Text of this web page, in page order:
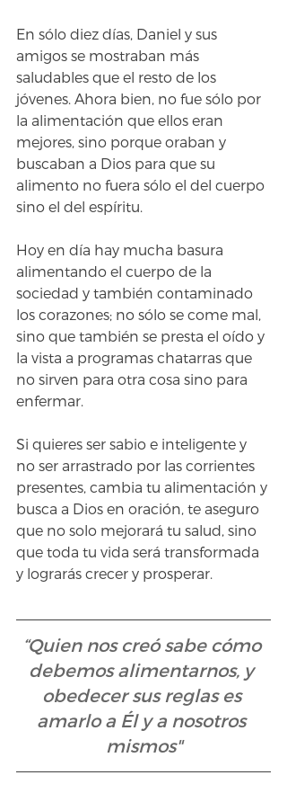
En sólo diez días, Daniel y sus
amigos se mostraban más
saludables que el resto de los
jóvenes. Ahora bien, no fue sólo por
la alimentación que ellos eran
mejores, sino porque oraban y
buscaban a Dios para que su
alimento no fuera sólo el del cuerpo
sino el del espíritu.
Hoy en día hay mucha basura
alimentando el cuerpo de la
sociedad y también contaminado
los corazones; no sólo se come mal,
sino que también se presta el oído y
la vista a programas chatarras que
no sirven para otra cosa sino para
enfermar.
Si quieres ser sabio e inteligente y
no ser arrastrado por las corrientes
presentes, cambia tu alimentación y
busca a Dios en oración, te aseguro
que no solo mejorará tu salud, sino
que toda tu vida será transformada
y lograrás crecer y prosperar.
“Quien nos creó sabe cómo
debemos alimentarnos, y
obedecer sus reglas es
amarlo a Él y a nosotros
mismos"